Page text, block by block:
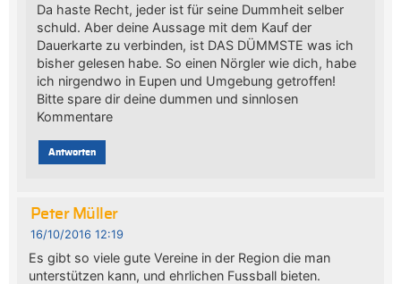
Da haste Recht, jeder ist für seine Dummheit selber
schuld. Aber deine Aussage mit dem Kauf der
Dauerkarte zu verbinden, ist DAS DÜMMSTE was ich
bisher gelesen habe. So einen Nörgler wie dich, habe
ich nirgendwo in Eupen und Umgebung getroffen!
Bitte spare dir deine dummen und sinnlosen
Kommentare
Antworten
Peter Müller
16/10/2016 12:19
Es gibt so viele gute Vereine in der Region die man
unterstützen kann, und ehrlichen Fussball bieten.